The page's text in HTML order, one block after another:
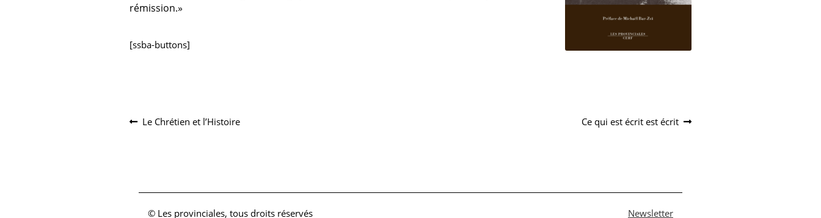
rémission.»
[ssba-buttons]
Navigation
Article
Le Chrétien et l’Histoire
Article
Ce qui est écrit est écrit
© Les provinciales, tous droits réservés Newsletter